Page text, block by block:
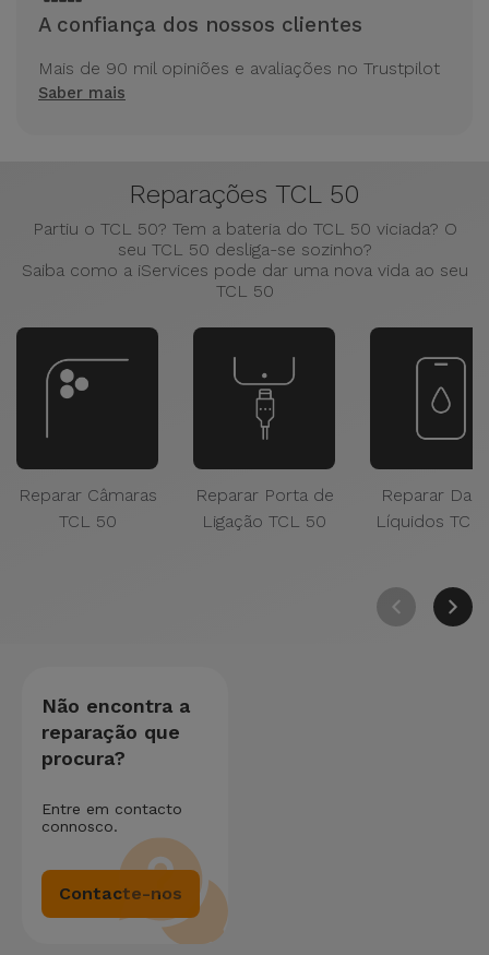
A confiança dos nossos clientes
Mais de 90 mil opiniões e avaliações no Trustpilot
Saber mais
Reparações TCL 50
Partiu o TCL 50? Tem a bateria do TCL 50 viciada? O
seu TCL 50 desliga-se sozinho?
Saiba como a iServices pode dar uma nova vida ao seu
TCL 50
Reparar Câmaras
TCL 50
Reparar Porta de
Ligação TCL 50
Reparar
Líquidos TCL
Não encontra a
reparação que
procura?
Entre em contacto
connosco.
Contacte-nos